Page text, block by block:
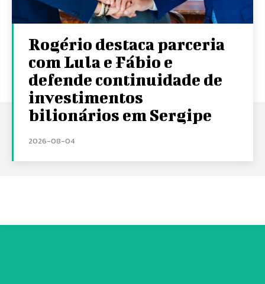
Rogério destaca parceria
com Lula e Fábio e
defende continuidade de
investimentos
bilionários em Sergipe
2026-08-04